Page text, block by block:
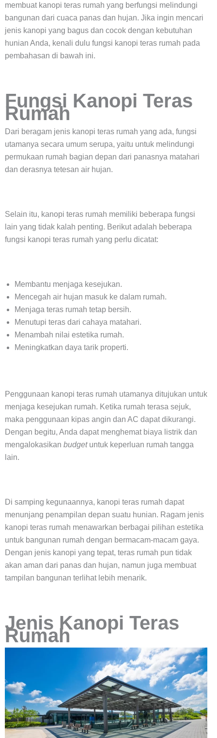
membuat kanopi teras rumah yang berfungsi melindungi
bangunan dari cuaca panas dan hujan. Jika ingin mencari
jenis kanopi yang bagus dan cocok dengan kebutuhan
hunian Anda, kenali dulu fungsi kanopi teras rumah pada
pembahasan di bawah ini.
Fungsi Kanopi Teras
Rumah
Dari beragam jenis kanopi teras rumah yang ada, fungsi
utamanya secara umum serupa, yaitu untuk melindungi
permukaan rumah bagian depan dari panasnya matahari
dan derasnya tetesan air hujan.
Selain itu, kanopi teras rumah memiliki beberapa fungsi
lain yang tidak kalah penting. Berikut adalah beberapa
fungsi kanopi teras rumah yang perlu dicatat:
Membantu menjaga kesejukan.
Mencegah air hujan masuk ke dalam rumah.
Menjaga teras rumah tetap bersih.
Menutupi teras dari cahaya matahari.
Menambah nilai estetika rumah.
Meningkatkan daya tarik properti.
Penggunaan kanopi teras rumah utamanya ditujukan untuk
menjaga kesejukan rumah. Ketika rumah terasa sejuk,
maka penggunaan kipas angin dan AC dapat dikurangi.
Dengan begitu, Anda dapat menghemat biaya listrik dan
mengalokasikan budgetuntuk keperluan rumah tangga
lain.
Di samping kegunaannya, kanopi teras rumah dapat
menunjang penampilan depan suatu hunian. Ragam jenis
kanopi teras rumah menawarkan berbagai pilihan estetika
untuk bangunan rumah dengan bermacam-macam gaya.
Dengan jenis kanopi yang tepat, teras rumah pun tidak
akan aman dari panas dan hujan, namun juga membuat
tampilan bangunan terlihat lebih menarik.
Jenis Kanopi Teras
Rumah